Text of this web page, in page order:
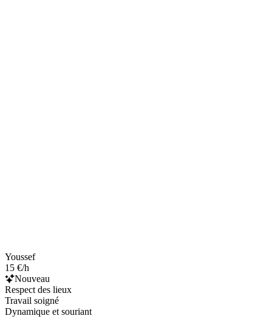
Youssef
15 €/h
Nouveau
Respect des lieux
Travail soigné
Dynamique et souriant